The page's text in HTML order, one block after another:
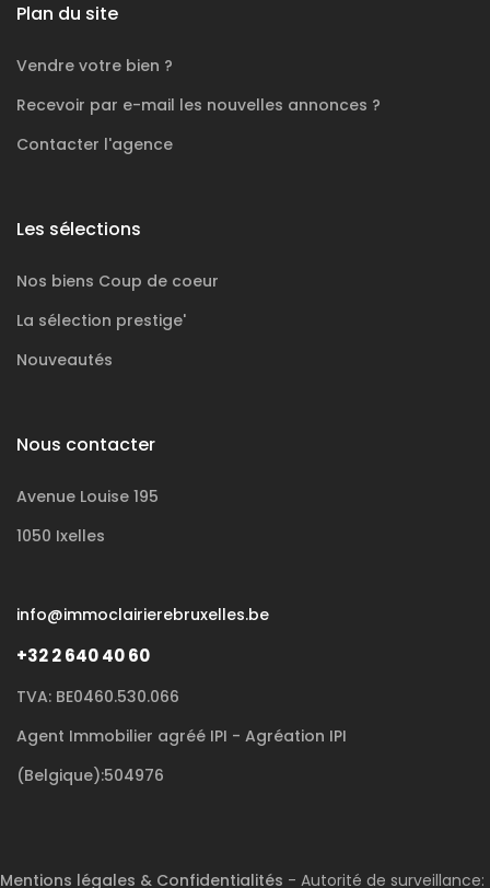
Plan du site
Vendre votre bien ?
Recevoir par e-mail les nouvelles annonces ?
Contacter l'agence
Les sélections
Nos biens Coup de coeur
La sélection prestige'
Nouveautés
Nous contacter
Avenue Louise 195
1050 Ixelles
info@immoclairierebruxelles.be
+32 2 640 40 60
TVA: BE0460.530.066
Agent Immobilier agréé IPI - Agréation IPI
(Belgique):504976
Mentions légales & Confidentialités - Autorité de surveillance: